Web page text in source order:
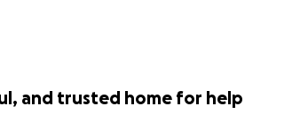
and trusted home for help